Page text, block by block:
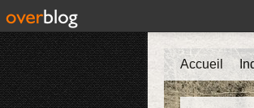
Accueil